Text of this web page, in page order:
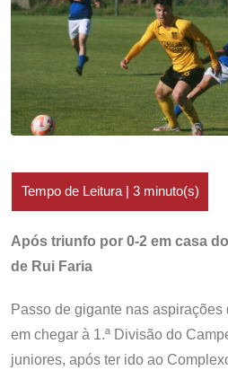
Após triunfo por 0-2 em casa
de Rui Faria
Passo de gigante nas
em chegar à 1.ª Divisão do
juniores, após ter ido ao